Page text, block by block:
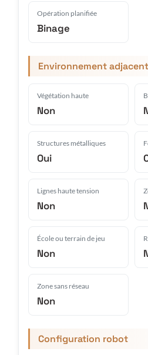
Opération planifiée
Binage
Environnement adjacent
Végétation haute
Non
Structures métalliques
Oui
Lignes haute tension
Non
École ou terrain de jeu
Non
Zone sans réseau
Non
Configuration robot